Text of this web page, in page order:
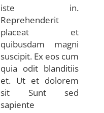
iste in.
Reprehenderit
placeat et
quibusdam magni
suscipit. Ex eos cum
quia odit blanditiis
et. Ut et dolorem
sit Sunt sed
sapiente